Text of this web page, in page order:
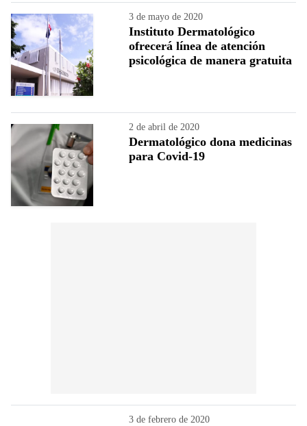
3 de mayo de 2020
Instituto Dermatológico
ofrecerá línea de atención
psicológica de manera gratuita
2 de abril de 2020
Dermatológico dona medicinas
para Covid-19
3 de febrero de 2020